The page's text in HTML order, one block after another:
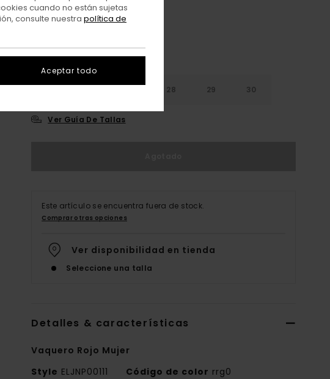
28 29 30
Ver Guía De Tallas
Este artículo se encuentra fuera de stock.
Comprar otras opciones
Ver disponibilidad en tienda
Seleccione una talla
Detalles & características
Vaquero Rojo Mujer
Style ELJNP00111 Código de color rrg0
cuando no están sujetas
consulte nuestra política de
Aceptar todo